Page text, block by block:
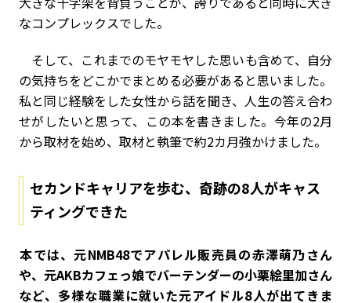
なコンプレックスでした。
そして、これまでのモヤモヤした思いも含めて、自分
の気持ちをどこかでまとめる必要があると思いました。
私と同じ経験をした女性から話を聞き、人生の答え合わ
せがしたいと思って、この本を書きました。今年の2月
から取材を始め、取材と執筆で約2カ月強かけました。
セカンドキャリアを歩む、奇跡の8人がキャス
ティングできた
――本では、元NMB48でアパレル販売員の赤澤萌乃さん
や、元AKBカフェっ娘でバーテンダーの小栗絵里加さん
など、多様な職業に就いた元アイドル8人が出てきま